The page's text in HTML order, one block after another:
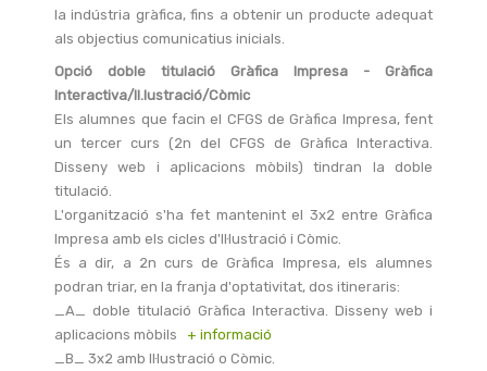
la indústria gràfica, fins a obtenir un producte adequat
als objectius comunicatius inicials.
Opció doble titulació Gràfica Impresa - Gràfica
Interactiva/Il.lustració/Còmic
Els alumnes que facin el CFGS de Gràfica Impresa, fent
un tercer curs (2n del CFGS de Gràfica Interactiva.
Disseny web i aplicacions mòbils) tindran la doble
titulació.
L'organització s'ha fet mantenint el 3x2 entre Gràfica
Impresa amb els cicles d'Il·lustració i Còmic.
És a dir, a 2n curs de Gràfica Impresa, els alumnes
podran triar, en la franja d'optativitat, dos itineraris:
_A_ doble titulació Gràfica Interactiva. Disseny web i
aplicacions mòbils + informació
_B_ 3x2 amb Il·lustració o Còmic.